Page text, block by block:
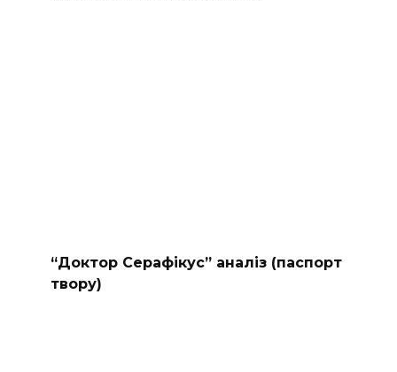
“Доктор Серафікус” аналіз (паспорт
твору)